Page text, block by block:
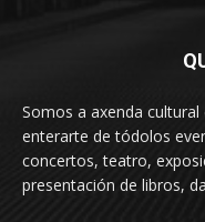
Somos a axenda
enterarte de tódolos
concertos, teatro,
presentación de libros,